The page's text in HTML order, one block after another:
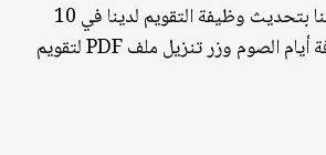
ملاحظة المحرر: قمنا بتحديث وظيفة التقويم لدينا في 10
مارس 2024، بإضافة أيام الصوم وزر تنزيل ملف PDF لتقويم